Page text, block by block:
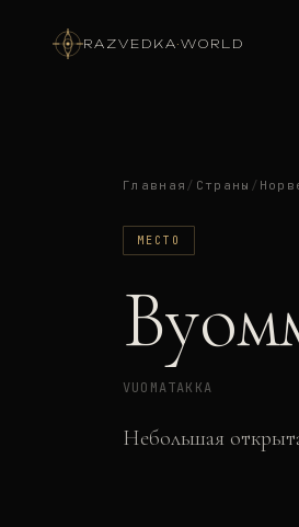
RAZVEDKA·WORLD
Главная / Страны /
МЕСТО
VUOMATAKKA
Небольшая